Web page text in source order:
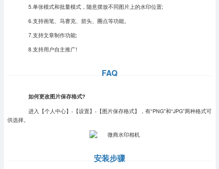
5.单张模式和批量模式，随意摆放不同图片上的水印位置;
6.支持画笔、马赛克、箭头、圈点等功能。
7.支持文章制作功能;
8.支持用户自主推广!
FAQ
如何更改图片保存格式?
进入【个人中心】-【设置】-【图片保存格式】，有“PNG”和“JPG”两种格式可
供选择。
安装步骤